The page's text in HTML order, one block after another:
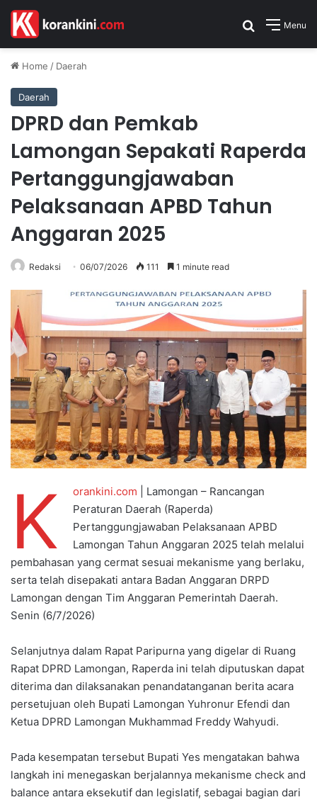
Menu
Search for
Home / Daerah
Daerah
DPRD dan Pemkab
Lamongan Sepakati Raperda
Pertanggungjawaban
Pelaksanaan APBD Tahun
Anggaran 2025
Redaksi 06/07/2026 111 1 minute read
K orankini.com | Lamongan – Rancangan
Peraturan Daerah (Raperda)
Pertanggungjawaban Pelaksanaan APBD
Lamongan Tahun Anggaran 2025 telah melalui
pembahasan yang cermat sesuai mekanisme yang berlaku,
serta telah disepakati antara Badan Anggaran DRPD
Lamongan dengan Tim Anggaran Pemerintah Daerah.
Senin (6/7/2026)
Selanjutnya dalam Rapat Paripurna yang digelar di Ruang
Rapat DPRD Lamongan, Raperda ini telah diputuskan dapat
diterima dan dilaksanakan penandatanganan berita acara
persetujuan oleh Bupati Lamongan Yuhronur Efendi dan
Ketua DPRD Lamongan Mukhammad Freddy Wahyudi.
Pada kesempatan tersebut Bupati Yes mengatakan bahwa
langkah ini menegaskan berjalannya mekanisme check and
balance antara eksekutif dan legislatif, sebagai bagian dari